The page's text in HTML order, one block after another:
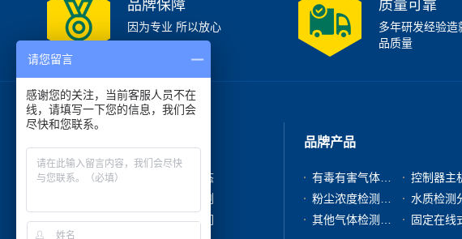
品牌保障
因为专业 所以放心
质量可靠
多年研发经验造
品质量
公司简介
新闻动态
成功案例
在线咨询
联系我们
品牌产品
控制器主
水质检测
请您留言
感谢您的关注，当前客服人员不在
线，请填写一下您的信息，我们会
尽快和您联系。